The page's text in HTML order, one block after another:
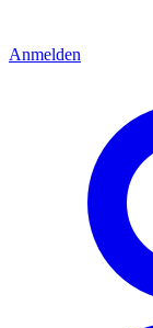
Anmelden